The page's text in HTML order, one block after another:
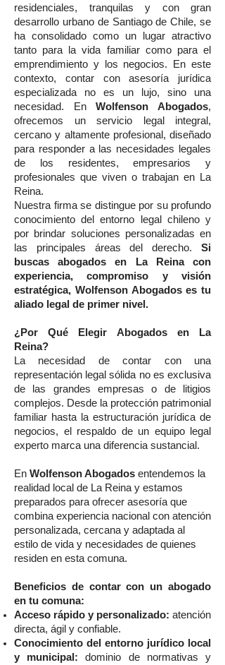
residenciales, tranquilas y con gran
desarrollo urbano de Santiago de Chile, se
ha consolidado como un lugar atractivo
tanto para la vida familiar como para el
emprendimiento y los negocios. En este
contexto, contar con asesoría jurídica
especializada no es un lujo, sino una
necesidad. EnWolfenson Abogados,
ofrecemos un servicio legal integral,
cercano y altamente profesional, diseñado
para responder a las necesidades legales
de los residentes, empresarios y
profesionales que viven o trabajan en La
Reina.
Nuestra firma se distingue por su profundo
conocimiento del entorno legal chileno y
por brindar soluciones personalizadas en
las principales áreas del derecho. Si
buscas abogados en La Reina con
experiencia, compromiso y visión
estratégica, Wolfenson Abogados es tu
aliado legal de primer nivel.
¿Por Qué Elegir Abogados en La
Reina?
La necesidad de contar con una
representación legal sólida no es exclusiva
de las grandes empresas o de litigios
complejos. Desde la protección patrimonial
familiar hasta la estructuración jurídica de
negocios, el respaldo de un equipo legal
experto marca una diferencia sustancial.
En Wolfenson Abogados entendemos la
realidad local de La Reina y estamos
preparados para ofrecer asesoría que
combina experiencia nacional con atención
personalizada, cercana y adaptada al
estilo de vida y necesidades de quienes
residen en esta comuna.
Beneficios de contar con un abogado
en tu comuna:
Acceso rápido y personalizado: atención
directa, ágil y confiable.
Conocimiento del entorno jurídico local
y municipal: dominio de normativas y